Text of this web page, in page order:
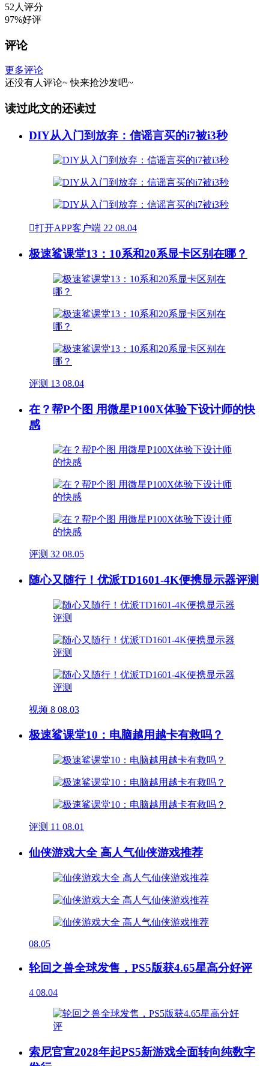
52人评分
97%好评
评论
更多评论
还没有人评论~ 快来抢沙发吧~
读过此文的还读过
DIY从入门到放弃：信谣言买的i7被i3秒
打开APP客户端 22 08.04
极速鲨课堂13：10系和20系显卡区别在哪？
评测 13 08.04
在？帮P个图 用微星P100X体验下设计师的快
感
评测 32 08.05
随心又随行！优派TD1601-4K便携显示器评测
视频 8 08.03
极速鲨课堂10：电脑越用越卡有救吗？
评测 11 08.01
仙侠游戏大全 高人气仙侠游戏推荐
08.05
轮回之兽全球发售，PS5版获4.65星高分好评
4 08.04
索尼官宣2028年起PS5新游戏全面转向纯数字